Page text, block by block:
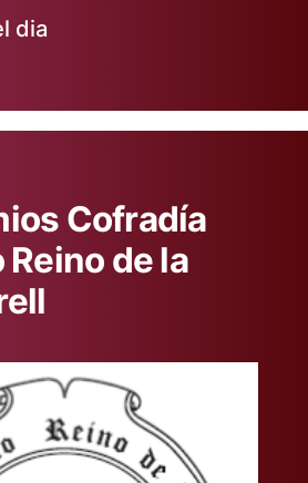
dia
Cofradía
de la